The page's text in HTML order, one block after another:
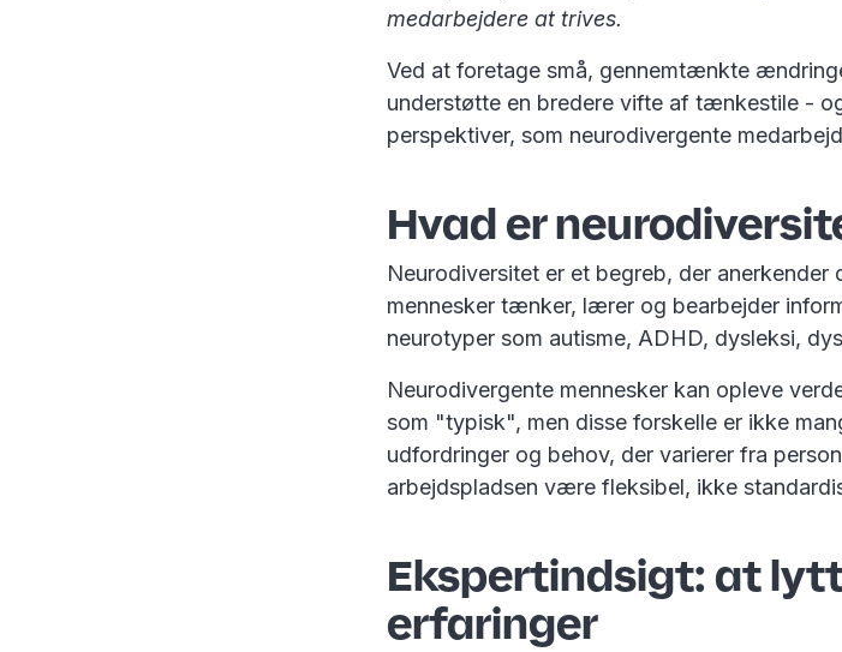
medarbejdere at trives.
Ved at foretage små, gennemtænkte
understøtte en bredere vifte af tænkestile -
perspektiver, som neurodivergente
Hvad er
Neurodiversitet er et begreb, der anerkender
mennesker tænker, lærer og bearbejder
neurotyper som autisme, ADHD, dysleksi,
Neurodivergente mennesker kan opleve
som "typisk", men disse forskelle er ikke
udfordringer og behov, der varierer fra
arbejdspladsen være fleksibel, ikke
Ekspertindsigt: at
erfaringer